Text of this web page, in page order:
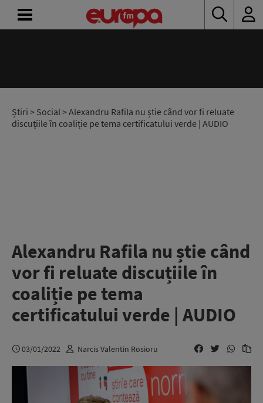
Știri > Social> Alexandru Rafila nu știe când vor fi reluate
discuțiile în coaliție pe tema certificatului verde | AUDIO
Alexandru Rafila nu știe când
vor fi reluate discuțiile în
coaliție pe tema
certificatului verde | AUDIO
03/01/2022 Narcis Valentin Rosioru
RADIO